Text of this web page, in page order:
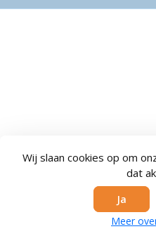
Wij slaan cookies op om
dat
Ja
Meer